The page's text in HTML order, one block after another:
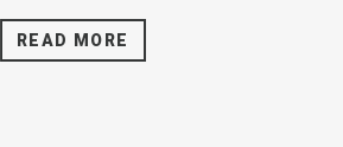
READ MORE